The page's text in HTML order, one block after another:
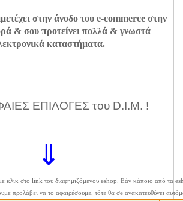
στην άνοδο του e-commerce στην
& σου προτείνει πολλά & γνωστά
καταστήματα.
ΕΠΙΛΟΓΕΣ του D.I.M. !
⇓
κλικ στο link του διαφημιζόμενου eshop. Εάν κάποιο από τα
προλάβει να το αφαιρέσουμε, τότε θα σe ανακατευθύνει